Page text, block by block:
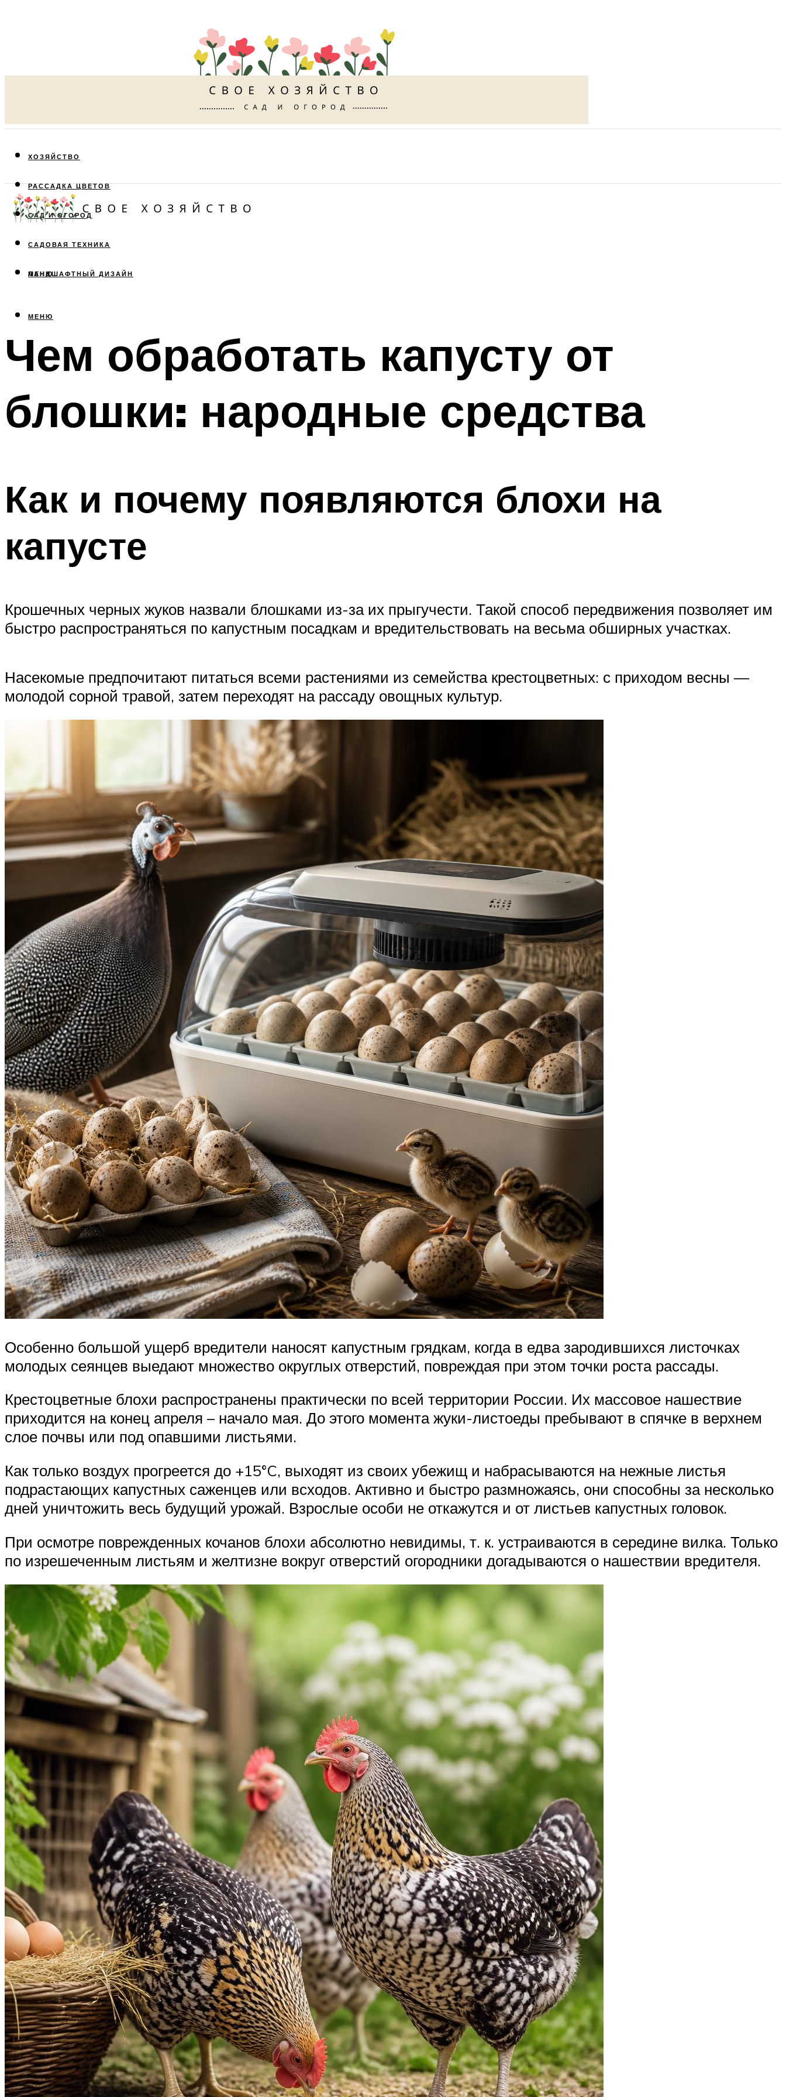
ХОЗЯЙСТВО
РАССАДКА ЦВЕТОВ
САД И ОГОРОД
САДОВАЯ ТЕХНИКА
ЛАНДШАФТНЫЙ ДИЗАЙН
МЕНЮ
МЕНЮ
Чем обработать капусту от
блошки: народные средства
Как и почему появляются блохи на
капусте
Крошечных черных жуков назвали блошками из-за их прыгучести. Такой способ передвижения позволяет им
быстро распространяться по капустным посадкам и вредительствовать на весьма обширных участках.
Насекомые предпочитают питаться всеми растениями из семейства крестоцветных: с приходом весны —
молодой сорной травой, затем переходят на рассаду овощных культур.
Особенно большой ущерб вредители наносят капустным грядкам, когда в едва зародившихся листочках
молодых сеянцев выедают множество округлых отверстий, повреждая при этом точки роста рассады.
Крестоцветные блохи распространены практически по всей территории России. Их массовое нашествие
приходится на конец апреля – начало мая. До этого момента жуки-листоеды пребывают в спячке в верхнем
слое почвы или под опавшими листьями.
Как только воздух прогреется до +15°C, выходят из своих убежищ и набрасываются на нежные листья
подрастающих капустных саженцев или всходов. Активно и быстро размножаясь, они способны за несколько
дней уничтожить весь будущий урожай. Взрослые особи не откажутся и от листьев капустных головок.
При осмотре поврежденных кочанов блохи абсолютно невидимы, т. к. устраиваются в середине вилка. Только
по изрешеченным листьям и желтизне вокруг отверстий огородники догадываются о нашествии вредителя.